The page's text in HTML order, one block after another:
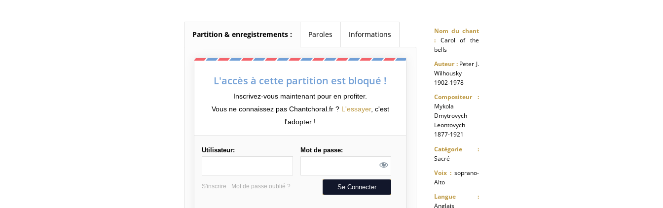
Partition & enregistrements : Paroles Informations
L'accès à cette partition est bloqué !
Inscrivez-vous maintenant pour en profiter.
Vous ne connaissez pas Chantchoral.fr ? L'essayer, c'est
l'adopter !
Utilisateur: Mot de passe:
S'inscrire Mot de passe oublié ?
Nom du chant
: Carol of the
bells
Auteur :Peter J.
Wilhousky
1902-1978
Compositeur :
Mykola
Dmytrovych
Leontovych
1877-1921
Catégorie :
Sacré
Voix : soprano-
Alto
Langue :
Anglais